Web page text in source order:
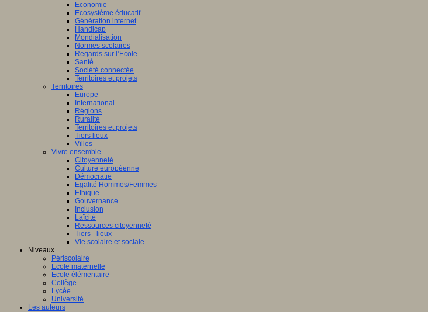
Economie
Ecosystème éducatif
Génération internet
Handicap
Mondialisation
Normes scolaires
Regards sur l’Ecole
Santé
Société connectée
Territoires et projets
Territoires
Europe
International
Régions
Ruralité
Territoires et projets
Tiers lieux
Villes
Vivre ensemble
Citoyenneté
Culture européenne
Démocratie
Egalité Hommes/Femmes
Ethique
Gouvernance
Inclusion
Laïcité
Ressources citoyenneté
Tiers - lieux
Vie scolaire et sociale
Niveaux
Périscolaire
Ecole maternelle
Ecole élémentaire
Collège
Lycée
Université
Les auteurs